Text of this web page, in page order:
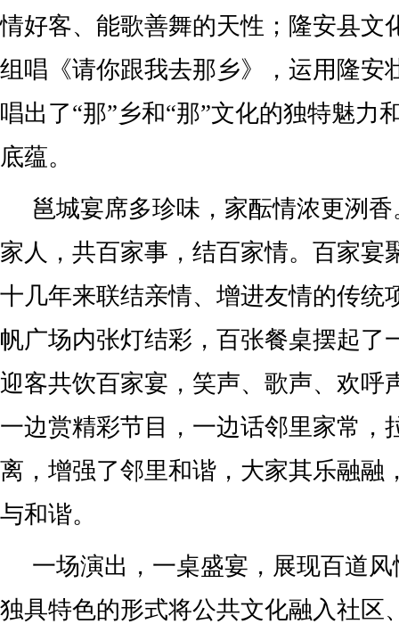
情好客、能歌善舞的天性；隆安县文
组唱《请你跟我去那乡》，运用隆安
唱出了“那”乡和“那”文化的独特魅力
底蕴。
邕城宴席多珍味，家酝情浓更洌
家人，共百家事，结百家情。百家宴
十几年来联结亲情、增进友情的传统
帆广场内张灯结彩，百张餐桌摆起了
迎客共饮百家宴，笑声、歌声、欢呼
一边赏精彩节目，一边话邻里家常，
离，增强了邻里和谐，大家其乐融融
与和谐。
一场演出，一桌盛宴，展现百道
独具特色的形式将公共文化融入社区